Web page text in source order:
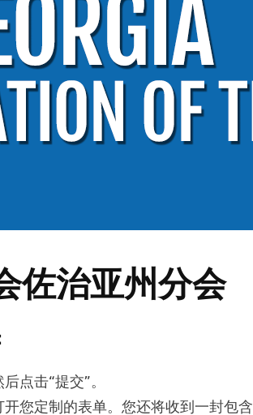
佐治亚州分会
点击“提交”。
您定制的表单。您还将收到一封包含